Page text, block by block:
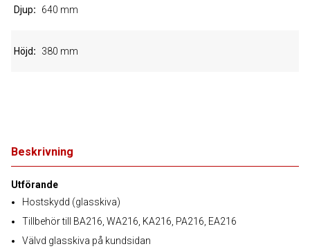
Beskrivning
Utförande
Hostskydd (glasskiva)
Tillbehör till BA216, WA216, KA216, PA216, EA216
Välvd glasskiva på kundsidan
Djup 640 mm
Höjd 380 mm